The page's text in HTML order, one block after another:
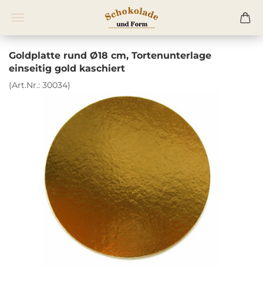
Goldplatte rund Ø18 cm, Tortenunterlage
einseitig gold kaschiert
(Art.Nr.: 30034)